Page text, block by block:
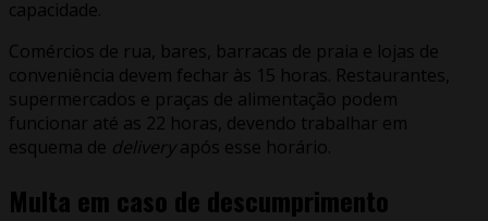
capacidade.
Comércios de rua, bares, barracas de praia e lojas de
conveniência devem fechar às 15 horas. Restaurantes,
supermercados e praças de alimentação podem
funcionar até as 22 horas, devendo trabalhar em
esquema de delivery após esse horário.
Multa em caso de descumprimento